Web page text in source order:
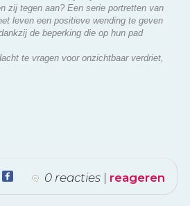
te vragen voor onzichtbaar verdriet,
0 reacties | reageren